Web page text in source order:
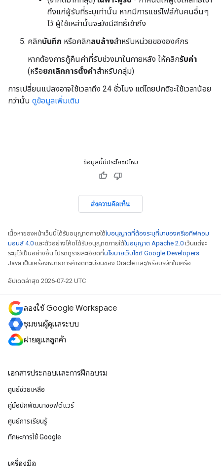
ถึงแก่ผู้รับที่ระบุเท่านั้น หากมีการแชร์ไฟล์กับคนอื่นๆ
ไว้ ผู้ใช้เหล่านั้นจะยังมีสิทธิ์เข้าถึง
คลิกบันทึก หรือคลิกลบล้างสำหรับหน่วยขององค์กร
หากต้องการกู้คืนค่าที่รับช่วงมาในภายหลัง ให้คลิกรับค่า
(หรือยกเลิกการตั้งค่าสำหรับกลุ่ม)
การเปลี่ยนแปลงอาจใช้เวลาถึง 24 ชั่วโมง แต่โดยปกติจะใช้เวลาน้อย
กว่านั้น ดูข้อมูลเพิ่มเติม
ข้อมูลนี้มีประโยชน์ไหม
ส่งความคิดเห็น
เนื้อหาของหน้าเว็บนี้ได้รับอนุญาตภายใต้ใบอนุญาตที่ต้องระบุที่มาของครีเอทีฟคอม
มอนส์ 4.0 และตัวอย่างโค้ดได้รับอนุญาตภายใต้ใบอนุญาต Apache 2.0 เว้นแต่จะ
ระบุไว้เป็นอย่างอื่น โปรดดูรายละเอียดที่นโยบายเว็บไซต์ Google Developers
Java เป็นเครื่องหมายการค้าจดทะเบียนของ Oracle และ/หรือบริษัทในเครือ
อัปเดตล่าสุด 2026-07-22 UTC
ลองใช้ Google Workspace
ชุมชนผู้ดูแลระบบ
ฝ่ายดูแลลูกค้า
เอกสารประกอบและการฝึกอบรม
ศูนย์ช่วยเหลือ
คู่มือนักพัฒนาซอฟต์แวร์
ศูนย์การเรียนรู้
ทักษะการใช้ Google
เครื่องมือ